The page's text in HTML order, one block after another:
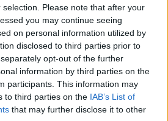
Please note that after your
you may continue seeing
on personal information utilized by
disclosed to third parties prior to
opt-out of the further
information by third parties on the
participants. This information may
to third parties on the IAB’s List of
that may further disclose it to other
részvétele a magyar
való együttműködés keretében
ütközik” – idézi a 444 a
aki Szél Bernadett független
válaszolt.